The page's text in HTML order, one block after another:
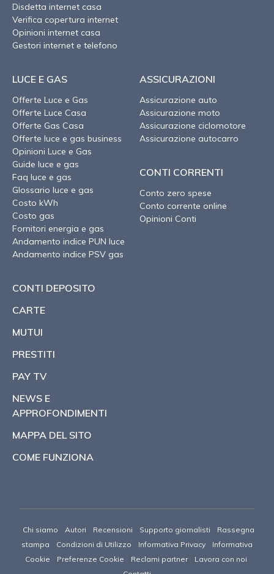
Disdetta internet casa
Verifica copertura internet
Opinioni internet casa
Gestori internet e telefono
LUCE E GAS
Offerte Luce e Gas
Offerte Luce Casa
Offerte Gas Casa
Offerte luce e gas business
Opinioni Luce e Gas
Guide luce e gas
Faq luce e gas
Glossario luce e gas
Costo kWh
Costo gas
Fornitori energia e gas
Andamento indice PUN luce
Andamento indice PSV gas
ASSICURAZIONI
Assicurazione auto
Assicurazione moto
Assicurazione ciclomotore
Assicurazione autocarro
CONTI CORRENTI
Conto zero spese
Conto corrente online
Opinioni Conti
CONTI DEPOSITO
CARTE
MUTUI
PRESTITI
PAY TV
NEWS E
APPROFONDIMENTI
MAPPA DEL SITO
COME FUNZIONA
Chi siamo Autori Recensioni Supporto giornalisti
Rassegna
stampa
Condizioni di Utilizzo Informativa Privacy
Informativa
Cookie
Preferenze Cookie Reclami partner
Lavora con noi